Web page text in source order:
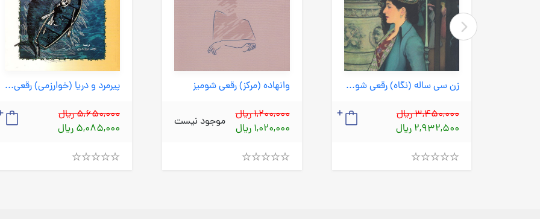
پیرمرد و دریا (خوارزمی) رقعی شومیز
5,650,000 ریال
5,085,000 ریال
وانهاده (مرکز) رقعی شومیز
1,200,000 ریال
1,020,000 ریال
موجود نیست
زن سی ساله (نگاه) رقعی شومیز
3,450,000 ریال
2,932,500 ریال